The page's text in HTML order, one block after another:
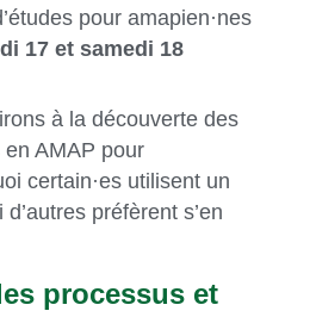
pour amapien·nes
17 et samedi 18
à la découverte des
AMAP pour
certain·es utilisent un
préfèrent s’en
processus et